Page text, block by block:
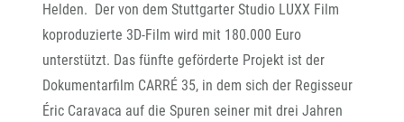
Helden. Der von dem Stuttgarter Studio LUXX Film
koproduzierte 3D-Film wird mit 180.000 Euro
unterstützt. Das fünfte geförderte Projekt ist der
Dokumentarfilm CARRÉ 35, in dem sich der Regisseur
Éric Caravaca auf die Spuren seiner mit drei Jahren